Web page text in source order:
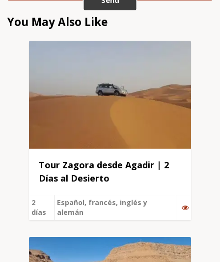
You May Also Like
Tour Zagora desde Agadir | 2
Días al Desierto
2
días
Español, francés, inglés y
alemán